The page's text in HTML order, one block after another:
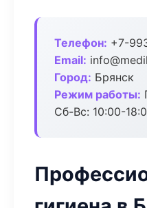
Телефон: +7-
Email:
Город: Брянск
Режим работы:
Сб-Вс: 10:00-